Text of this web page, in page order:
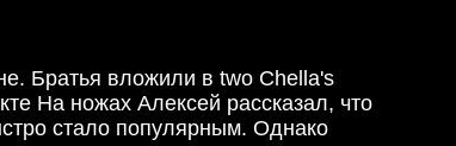
Братья вложили в two Chella's
На ножах Алексей рассказал, что
стало популярным. Однако